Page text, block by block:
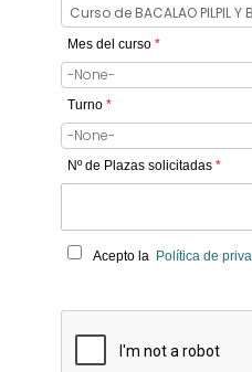
Mes del curso *
Turno *
Nº de Plazas solicitadas *
Acepto la Política de